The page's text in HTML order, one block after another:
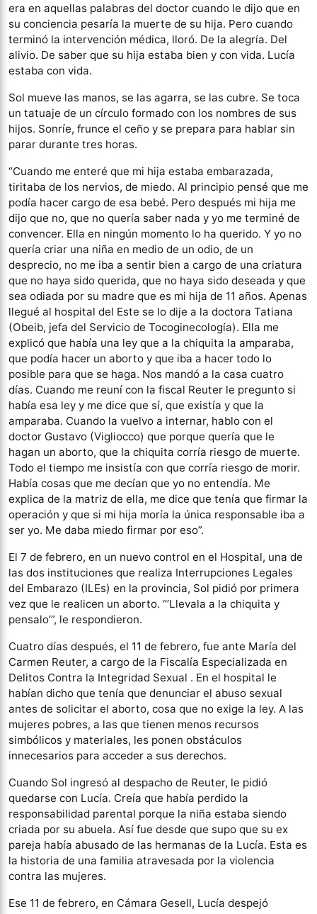
era en aquellas palabras del doctor cuando le dijo que en
su conciencia pesaría la muerte de su hija. Pero cuando
terminó la intervención médica, lloró. De la alegría. Del
alivio. De saber que su hija estaba bien y con vida. Lucía
estaba con vida.
Sol mueve las manos, se las agarra, se las cubre. Se toca
un tatuaje de un círculo formado con los nombres de sus
hijos. Sonríe, frunce el ceño y se prepara para hablar sin
parar durante tres horas.
“Cuando me enteré que mi hija estaba embarazada,
tiritaba de los nervios, de miedo. Al principio pensé que me
podía hacer cargo de esa bebé. Pero después mi hija me
dijo que no, que no quería saber nada y yo me terminé de
convencer. Ella en ningún momento lo ha querido. Y yo no
quería criar una niña en medio de un odio, de un
desprecio, no me iba a sentir bien a cargo de una criatura
que no haya sido querida, que no haya sido deseada y que
sea odiada por su madre que es mi hija de 11 años. Apenas
llegué al hospital del Este se lo dije a la doctora Tatiana
(Obeib, jefa del Servicio de Tocoginecología). Ella me
explicó que había una ley que a la chiquita la amparaba,
que podía hacer un aborto y que iba a hacer todo lo
posible para que se haga. Nos mandó a la casa cuatro
días. Cuando me reuní con la fiscal Reuter le pregunto si
había esa ley y me dice que sí, que existía y que la
amparaba. Cuando la vuelvo a internar, hablo con el
doctor Gustavo (Vigliocco) que porque quería que le
hagan un aborto, que la chiquita corría riesgo de muerte.
Todo el tiempo me insistía con que corría riesgo de morir.
Había cosas que me decían que yo no entendía. Me
explica de la matriz de ella, me dice que tenía que firmar la
operación y que si mi hija moría la única responsable iba a
ser yo. Me daba miedo firmar por eso”.
El 7 de febrero, en un nuevo control en el Hospital, una de
las dos instituciones que realiza Interrupciones Legales
del Embarazo (ILEs) en la provincia, Sol pidió por primera
vez que le realicen un aborto. “’Llevala a la chiquita y
pensalo’”, le respondieron.
Cuatro días después, el 11 de febrero, fue ante María del
Carmen Reuter, a cargo de la Fiscalía Especializada en
Delitos Contra la Integridad Sexual . En el hospital le
habían dicho que tenía que denunciar el abuso sexual
antes de solicitar el aborto, cosa que no exige la ley. A las
mujeres pobres, a las que tienen menos recursos
simbólicos y materiales, les ponen obstáculos
innecesarios para acceder a sus derechos.
Cuando Sol ingresó al despacho de Reuter, le pidió
quedarse con Lucía. Creía que había perdido la
responsabilidad parental porque la niña estaba siendo
criada por su abuela. Así fue desde que supo que su ex
pareja había abusado de las hermanas de la Lucía. Esta es
la historia de una familia atravesada por la violencia
contra las mujeres.
Ese 11 de febrero, en Cámara Gesell, Lucía despejó